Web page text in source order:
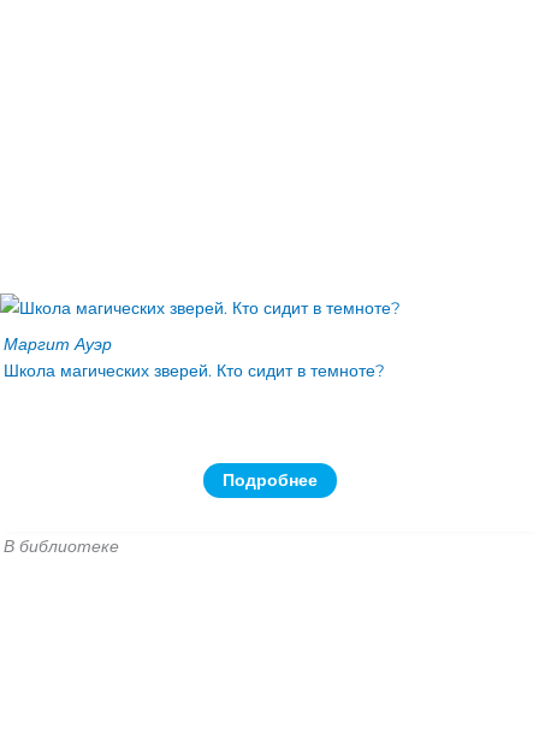
Маргит Ауэр
Школа магических зверей. Кто сидит в темноте?
Подробнее
В библиотеке